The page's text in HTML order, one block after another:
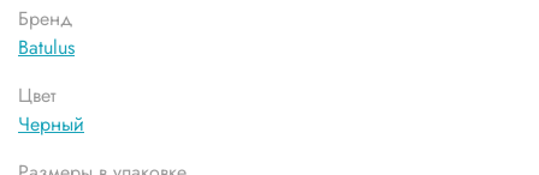
Бренд
Batulus
Цвет
Черный